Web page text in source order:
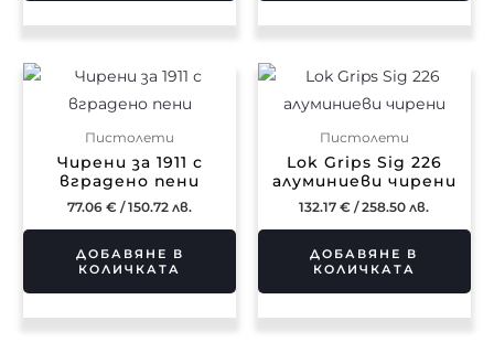
Пистолети
Чирени за 1911 с
вградено пени
77.06€ / 150.72 лв.
ДОБАВЯНЕ В
КОЛИЧКАТА
Пистолети
Lok Grips Sig 226
алуминиеви чирени
132.17€ / 258.50 лв.
ДОБАВЯНЕ В
КОЛИЧКАТА